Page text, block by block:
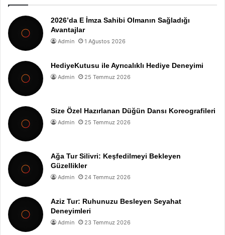
2026’da E İmza Sahibi Olmanın Sağladığı
Avantajlar
Admin 1 Ağustos 2026
HediyeKutusu ile Ayrıcalıklı Hediye Deneyimi
Admin 25 Temmuz 2026
Size Özel Hazırlanan Düğün Dansı Koreografileri
Admin 25 Temmuz 2026
Ağa Tur Silivri: Keşfedilmeyi Bekleyen
Güzellikler
Admin 24 Temmuz 2026
Aziz Tur: Ruhunuzu Besleyen Seyahat
Deneyimleri
Admin 23 Temmuz 2026